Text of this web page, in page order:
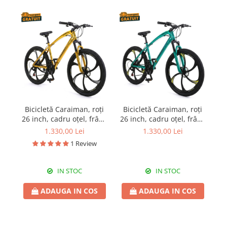
Bicicletă Caraiman, roți
26 inch, cadru oțel, frâne
pe disc, aurie, BC124
1.330,00 Lei
1 Review
IN STOC
ADAUGA IN COS
Bicicletă Caraiman, roți
26 inch, cadru oțel, frâne
pe disc, turcoaz, BC123
1.330,00 Lei
IN STOC
ADAUGA IN COS